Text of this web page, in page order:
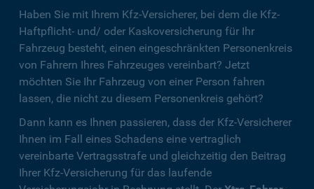
Haben Sie mit Ihrem Kfz-Versicherer, bei dem die Kfz-
Haftpflicht- und/ oder Kaskoversicherung für Ihr
Fahrzeug besteht, einen eingeschränkten Personenkreis
von Fahrern Ihres Fahrzeuges vereinbart? Jetzt
möchten Sie Ihr Fahrzeug von einer Person fahren
lassen, die nicht zu diesem Personenkreis gehört?
Dann kann es Ihnen passieren, dass der Kfz-Versicherer
Ihnen im Fall eines Schadens eine vertraglich
vereinbarte Vertragsstrafe und gleichzeitig den Beitrag
Ihrer Kfz-Versicherung für das laufende